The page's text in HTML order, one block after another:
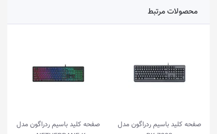
محصولات مرتبط
صفحه کلید باسیم ردراگون مدل
صفحه کلید باسیم ردراگون مدل